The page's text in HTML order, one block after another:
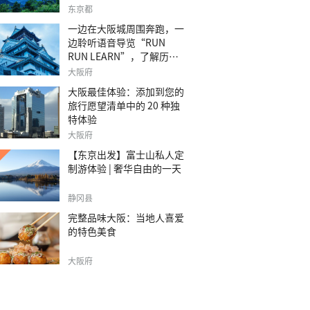
之旅。
东京都
一边在大阪城周围奔跑，一
边聆听语音导览“RUN
RUN LEARN”，了解历
史。
大阪府
大阪最佳体验：添加到您的
旅行愿望清单中的 20 种独
特体验
大阪府
【东京出发】富士山私人定
制游体验 | 奢华自由的一天
静冈县
完整品味大阪：当地人喜爱
的特色美食
大阪府